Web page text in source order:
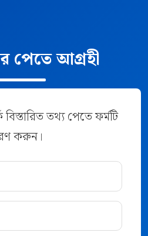
পেতে আগ্রহী
তথ্য পেতে ফর্মটি
করুন।